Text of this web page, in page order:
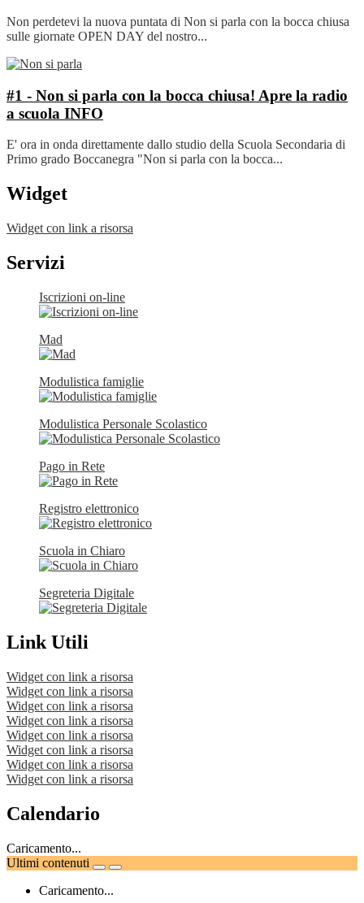
Non perdetevi la nuova puntata di Non si parla con la bocca chiusa
sulle giornate OPEN DAY del nostro...
#1 - Non si parla con la bocca chiusa! Apre la radio
a scuola INFO
E' ora in onda direttamente dallo studio della Scuola Secondaria di
Primo grado Boccanegra "Non si parla con la bocca...
Widget
Widget con link a risorsa
Servizi
Iscrizioni on-line
Mad
Modulistica famiglie
Modulistica Personale Scolastico
Pago in Rete
Registro elettronico
Scuola in Chiaro
Segreteria Digitale
Link Utili
Widget con link a risorsa
Widget con link a risorsa
Widget con link a risorsa
Widget con link a risorsa
Widget con link a risorsa
Widget con link a risorsa
Widget con link a risorsa
Widget con link a risorsa
Calendario
Caricamento...
Ultimi contenuti
Caricamento...